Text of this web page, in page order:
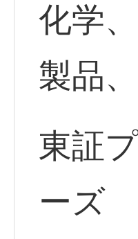
化学
製品
東証
ーズ